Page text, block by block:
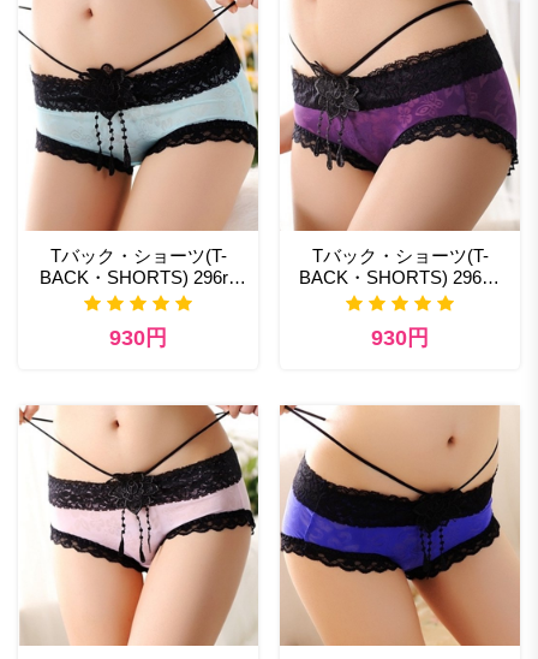
Tバック・ショーツ(T-
BACK・SHORTS) 296rb
エロ コスプレ ランジェリ
930円
Tバック・ショーツ(T-
BACK・SHORTS) 296pp
セクシー ランジェリー 通
930円